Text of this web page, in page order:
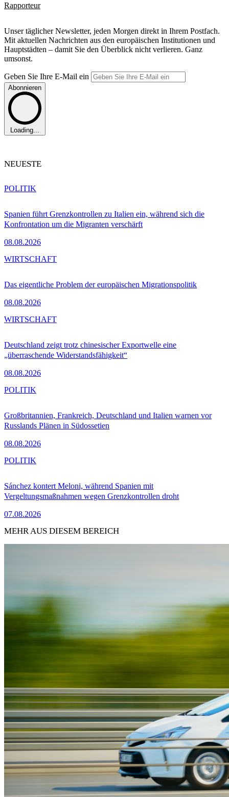
Rapporteur
Unser täglicher Newsletter, jeden Morgen direkt in Ihrem Postfach.
Mit aktuellen Nachrichten aus den europäischen Institutionen und
Hauptstädten – damit Sie den Überblick nicht verlieren. Ganz
umsonst.
Geben Sie Ihre E-Mail ein
Abonnieren
Loading...
NEUESTE
Spanien führt Grenzkontrollen zu Italien ein, während sich die
Konfrontation um die Migranten verschärft
08.08.2026
POLITIK
Das eigentliche Problem der europäischen Migrationspolitik
08.08.2026
WIRTSCHAFT
Deutschland zeigt trotz chinesischer Exportwelle eine
„überraschende Widerstandsfähigkeit“
08.08.2026
WIRTSCHAFT
Großbritannien, Frankreich, Deutschland und Italien warnen vor
Russlands Plänen in Südossetien
08.08.2026
POLITIK
Sánchez kontert Meloni, während Spanien mit
Vergeltungsmaßnahmen wegen Grenzkontrollen droht
07.08.2026
POLITIK
MEHR AUS DIESEM BEREICH